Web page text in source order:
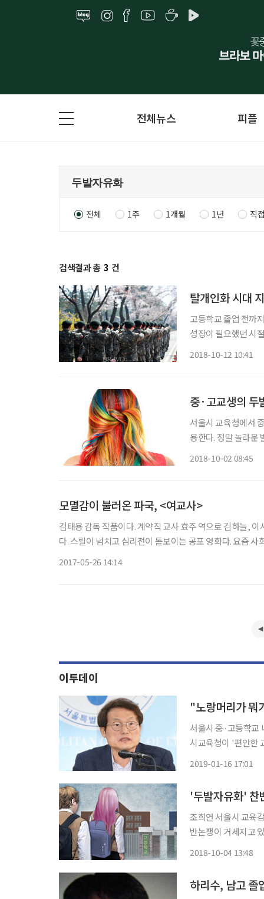
전체뉴스 피플
전체 1주 1개월 1년 직
검색결과 총 3 건
탈개인화 시대
고등학교 졸업 전까지 까
성장이 필요했던 시
2018-10-12 10:41
중·고교생의 두
서울시 교육청에서
용한다. 정말 놀라운
2018-10-02 08:45
모멸감이 불러온 파국, <여교사>
김태용 감독 작품이다. 계약직 교사 효주 역으로 김하늘,
다. 스릴이 넘치고 심리전이 돋보이는 공포 영화다. 요즘
2017-05-26 14:14
이투데이
서울시 중·고등학교 내
시교육청이 '편안한
2019-01-16 17:01
'두발자유화'
조희연 서울시 교육
반논쟁이 거세지고 있다. 지난달 27일 조희연 서울시 교육감은 서울시교육
2018-10-04 13:48
하리수, 남고